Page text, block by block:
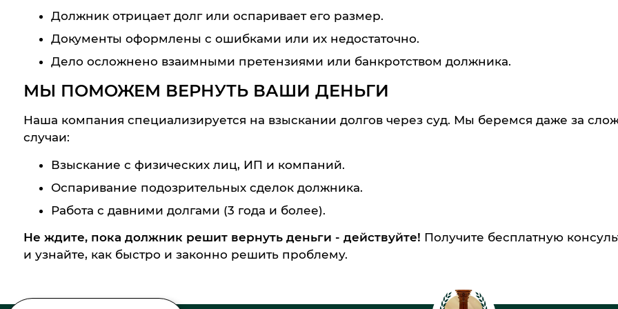
Должник отрицает долг или оспаривает его размер.
Документы оформлены с ошибками или их недостаточно.
Дело осложнено взаимными претензиями или банкротством должника.
МЫ ПОМОЖЕМ ВЕРНУТЬ ВАШИ ДЕНЬГИ
Наша компания специализируется на взыскании долгов через суд. Мы беремся даже за
случаи:
Взыскание с физических лиц, ИП и компаний.
Оспаривание подозрительных сделок должника.
Работа с давними долгами (3 года и более).
Не ждите, пока должник решит вернуть деньги - действуйте! Получите бесплатную
и узнайте, как быстро и законно решить проблему.